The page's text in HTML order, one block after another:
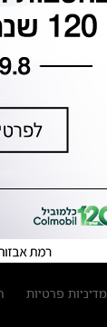
מדיניות פרטיות